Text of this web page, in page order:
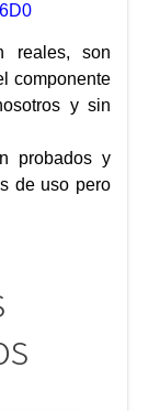
reales, son
componente
y sin
probados y
de uso pero